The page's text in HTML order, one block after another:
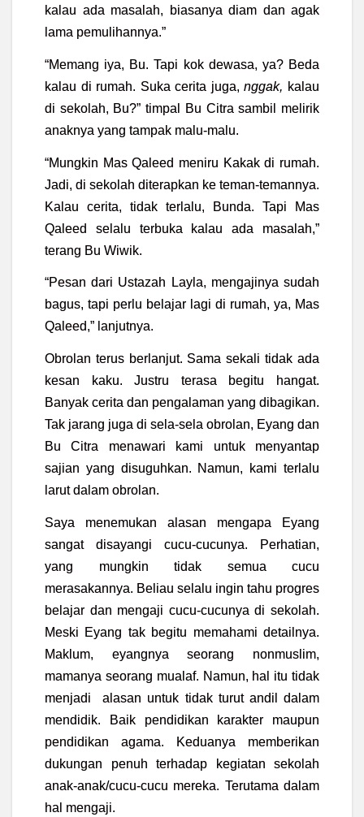
kalau ada masalah, biasanya diam dan agak
lama pemulihannya.”
“Memang iya, Bu. Tapi kok dewasa, ya? Beda
kalau di rumah. Suka cerita juga,nggak, kalau
di sekolah, Bu?” timpal Bu Citra sambil melirik
anaknya yang tampak malu-malu.
“Mungkin Mas Qaleed meniru Kakak di rumah.
Jadi, di sekolah diterapkan ke teman-temannya.
Kalau cerita, tidak terlalu, Bunda. Tapi Mas
Qaleed selalu terbuka kalau ada masalah,”
terang Bu Wiwik.
“Pesan dari Ustazah Layla, mengajinya sudah
bagus, tapi perlu belajar lagi di rumah, ya, Mas
Qaleed,” lanjutnya.
Obrolan terus berlanjut. Sama sekali tidak ada
kesan kaku. Justru terasa begitu hangat.
Banyak cerita dan pengalaman yang dibagikan.
Tak jarang juga di sela-sela obrolan, Eyang dan
Bu Citra menawari kami untuk menyantap
sajian yang disuguhkan. Namun, kami terlalu
larut dalam obrolan.
Saya menemukan alasan mengapa Eyang
sangat disayangi cucu-cucunya. Perhatian,
yang mungkin tidak semua cucu
merasakannya. Beliau selalu ingin tahu progres
belajar dan mengaji cucu-cucunya di sekolah.
Meski Eyang tak begitu memahami detailnya.
Maklum, eyangnya seorang nonmuslim,
mamanya seorang mualaf. Namun, hal itu tidak
menjadi alasan untuk tidak turut andil dalam
mendidik. Baik pendidikan karakter maupun
pendidikan agama. Keduanya memberikan
dukungan penuh terhadap kegiatan sekolah
anak-anak/cucu-cucu mereka. Terutama dalam
hal mengaji.